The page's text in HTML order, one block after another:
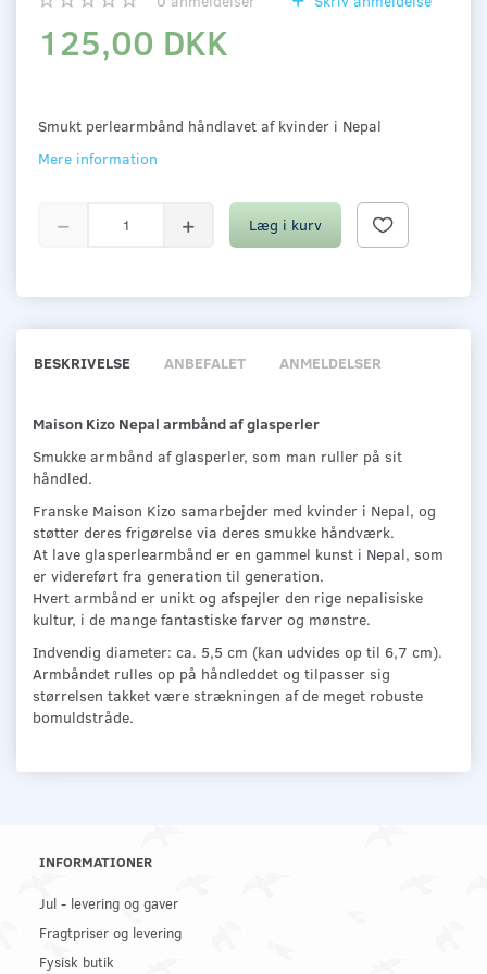
125,00 DKK
Smukt perlearmbånd håndlavet af kvinder i Nepal
Mere information
Læg i kurv
BESKRIVELSE ANBEFALET ANMELDELSER
Maison Kizo Nepal armbånd af glasperler
Smukke armbånd af glasperler, som man ruller på sit
håndled.
Franske Maison Kizo samarbejder med kvinder i Nepal, og
støtter deres frigørelse via deres smukke håndværk.
At lave glasperlearmbånd er en gammel kunst i Nepal, som
er videreført fra generation til generation.
Hvert armbånd er unikt og afspejler den rige nepalisiske
kultur, i de mange fantastiske farver og mønstre.
Indvendig diameter: ca. 5,5 cm (kan udvides op til 6,7 cm).
Armbåndet rulles op på håndleddet og tilpasser sig
størrelsen takket være strækningen af de meget robuste
bomuldstråde.
INFORMATIONER
Jul - levering og gaver
Fragtpriser og levering
Fysisk butik